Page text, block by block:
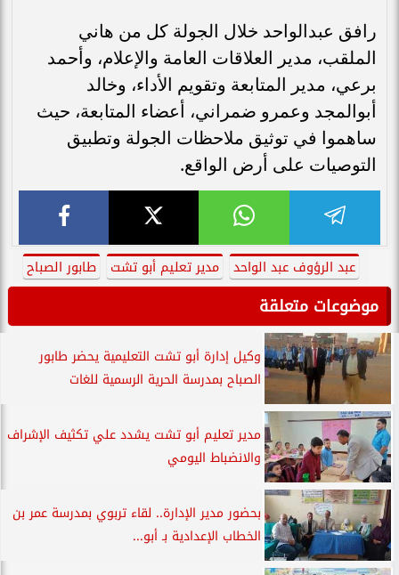
رافق عبدالواحد خلال الجولة كل من هاني
الملقب، مدير العلاقات العامة والإعلام، وأحمد
برعي، مدير المتابعة وتقويم الأداء، وخالد
أبوالمجد وعمرو ضمراني، أعضاء المتابعة، حيث
ساهموا في توثيق ملاحظات الجولة وتطبيق
التوصيات على أرض الواقع.
عبد الرؤوف عبد الواحد مدير تعليم أبو تشت طابور الصباح
موضوعات متعلقة
وكيل إدارة أبو تشت التعليمية يحضر طابور
الصباح بمدرسة الحرية الرسمية للغات
مدير تعليم أبو تشت يشدد علي تكثيف الإشراف
والانضباط اليومي
بحضور مدير الإدارة.. لقاء تربوي بمدرسة عمر بن
الخطاب الإعدادية بـ أبو...